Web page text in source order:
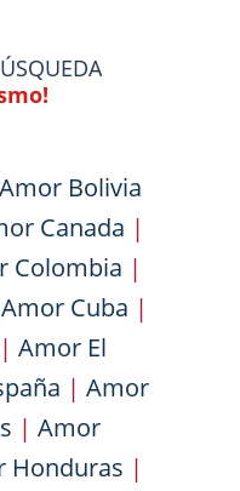
Amor Bolivia
Canada |
Colombia |
Amor Cuba |
Amor El
| Amor
| Amor
Honduras |